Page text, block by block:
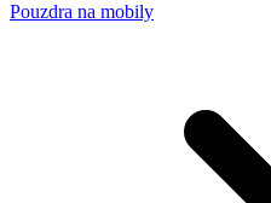
Pouzdra na mobily